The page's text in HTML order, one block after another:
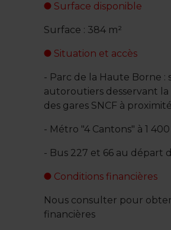
Surface disponible
Surface : 384 m²
Situation et accès
- Parc de la Haute Borne :
autoroutiers desservant
des gares SNCF à
- Métro "4 Cantons" à 1
- Bus 227 et 66 au départ
Conditions financières
Nous consulter pour
financières